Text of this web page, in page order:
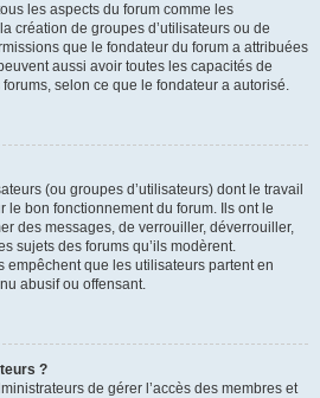
les aspects du forum comme les
création de groupes d’utilisateurs ou de
que le fondateur du forum a attribuées
aussi avoir toutes les capacités de
selon ce que le fondateur a autorisé.
(ou groupes d’utilisateurs) dont le travail
le bon fonctionnement du forum. Ils ont le
des messages, de verrouiller, déverrouiller,
sujets des forums qu’ils modèrent.
empêchent que les utilisateurs partent en
abusif ou offensant.
?
de gérer l’accès des membres et